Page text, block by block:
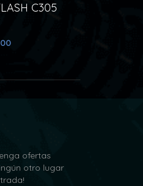
C305
ofertas
otro lugar